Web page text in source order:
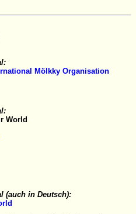
Mölkky Organisation
World
(auch in Deutsch):